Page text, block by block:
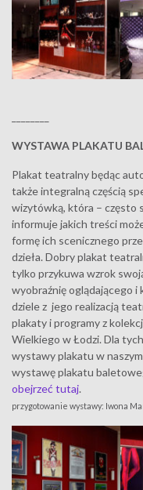
WYSTAWA PLAKATU
Plakat teatralny będąc
także integralną częścią
wizytówką, która – często
informuje jakich treści
formę ich scenicznego
dzieła. Dobry plakat
tylko przykuwa wzrok
wyobraźnię oglądającego i
dziele z jego realizacją
plakaty i programy z
Wielkiego w Łodzi. Dla
wystawy plakatu w
wystawę plakatu
obejrzeć tutaj.
przygotowanie wystawy: Iwona